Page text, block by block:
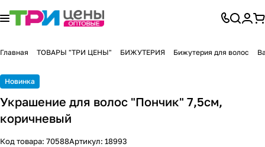
Главная ТОВАРЫ "ТРИ ЦЕНЫ" БИЖУТЕРИЯ Бижутерия для волос
Новинка
Украшение для волос "Пончик" 7,5см,
коричневый
Код товара: 70588Артикул: 18993